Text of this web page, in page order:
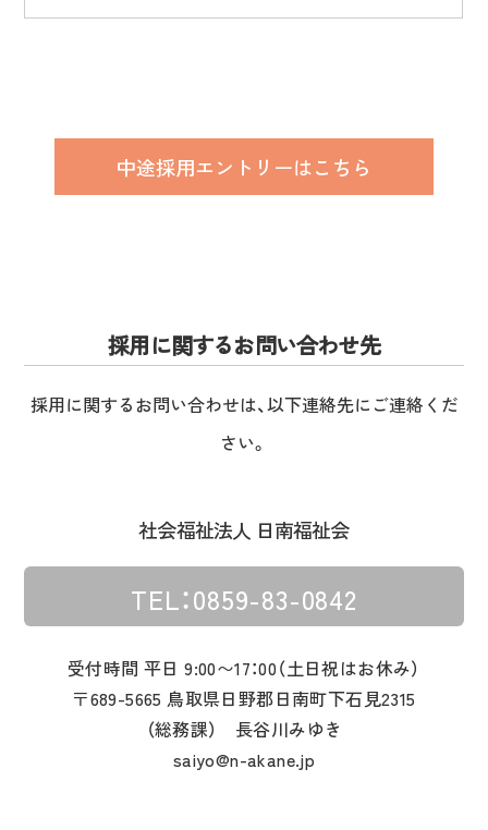
中途採用エントリーはこちら
採用に関するお問い合わせ先
採用に関するお問い合わせは、以下連絡先にご連絡くだ
さい。
社会福祉法人 日南福祉会
TEL：0859-83-0842
受付時間 平日 9:00〜17：00（土日祝はお休み）
〒689-5665 鳥取県日野郡日南町下石見2315
（総務課） 長谷川みゆき
saiyo@n-akane.jp